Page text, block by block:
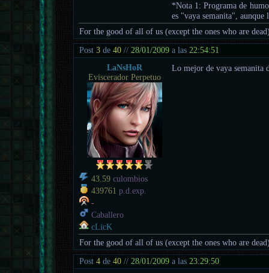
*Nota 1: Programa de
es "vaya semanita",
For the good of all of us (except the ones who are
Post3 de40 //28/01/2009 a las22:54:51
LaNsHoR
Eviscerador Perpetuo
43.59 culombios
439761 p.d.exp.
-
Caballero
cLicK
Lo mejor de vaya semanita
For the good of all of us (except the ones who are
Post4 de40 // 28/01/2009 a las 23:29:50